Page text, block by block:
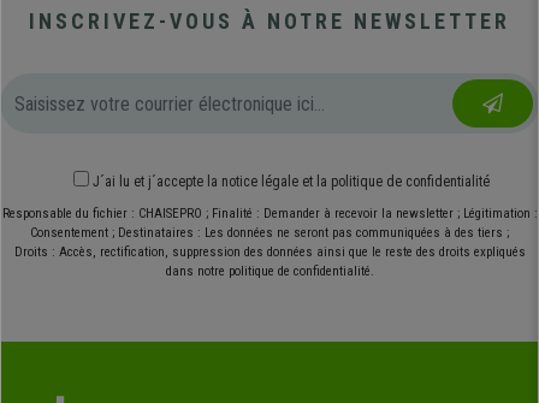
INSCRIVEZ-VOUS À NOTRE NEWSLETTER
J´ai lu et j´accepte la notice légale et la politique de confidentialité
Responsable du fichier : CHAISEPRO ; Finalité : Demander à recevoir la newsletter ; Légitimation :
Consentement ; Destinataires : Les données ne seront pas communiquées à des tiers ;
Droits : Accès, rectification, suppression des données ainsi que le reste des droits expliqués
dans notre politique de confidentialité.